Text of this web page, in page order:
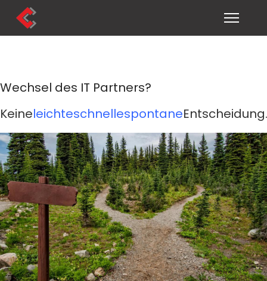
Wechsel des IT Partners?
KeineleichteschnellespontaneEntscheidung.